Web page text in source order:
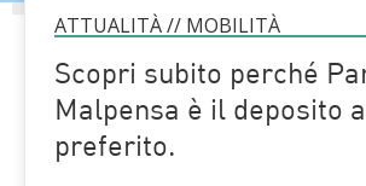
ATTUALITÀ// MOBILITÀ
Scopri subito perché
Malpensa è il deposito
preferito.